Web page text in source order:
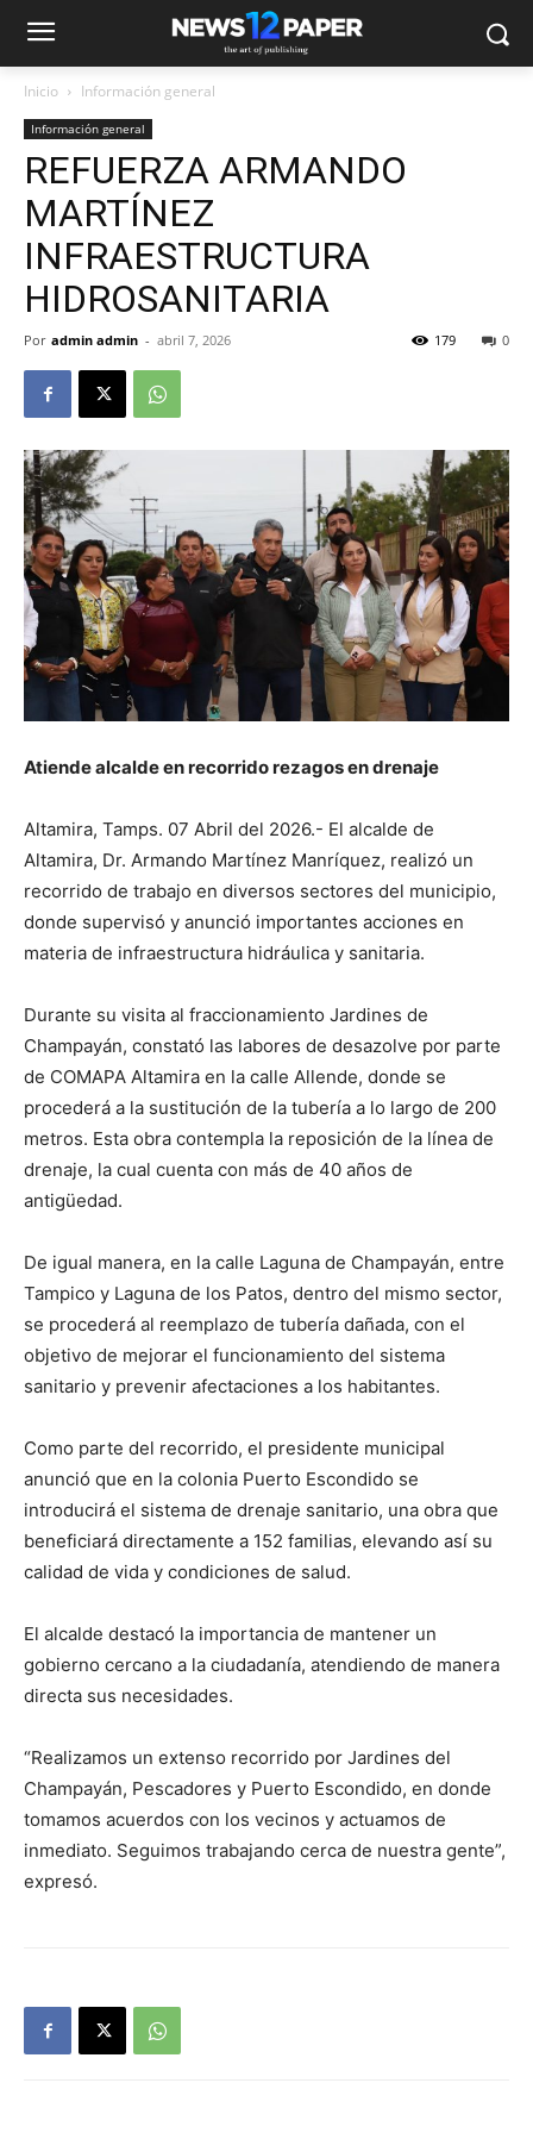
Inicio Información general
Información general
REFUERZA ARMANDO
MARTÍNEZ
INFRAESTRUCTURA
HIDROSANITARIA
Por admin admin - abril 7, 2026 0
179
Atiende alcalde en recorrido rezagos en drenaje
Altamira, Tamps. 07 Abril del 2026.- El alcalde de
Altamira, Dr. Armando Martínez Manríquez, realizó un
recorrido de trabajo en diversos sectores del municipio,
donde supervisó y anunció importantes acciones en
materia de infraestructura hidráulica y sanitaria.
Durante su visita al fraccionamiento Jardines de
Champayán, constató las labores de desazolve por parte
de COMAPA Altamira en la calle Allende, donde se
procederá a la sustitución de la tubería a lo largo de 200
metros. Esta obra contempla la reposición de la línea de
drenaje, la cual cuenta con más de 40 años de
antigüedad.
De igual manera, en la calle Laguna de Champayán, entre
Tampico y Laguna de los Patos, dentro del mismo sector,
se procederá al reemplazo de tubería dañada, con el
objetivo de mejorar el funcionamiento del sistema
sanitario y prevenir afectaciones a los habitantes.
Como parte del recorrido, el presidente municipal
anunció que en la colonia Puerto Escondido se
introducirá el sistema de drenaje sanitario, una obra que
beneficiará directamente a 152 familias, elevando así su
calidad de vida y condiciones de salud.
El alcalde destacó la importancia de mantener un
gobierno cercano a la ciudadanía, atendiendo de manera
directa sus necesidades.
“Realizamos un extenso recorrido por Jardines del
Champayán, Pescadores y Puerto Escondido, en donde
tomamos acuerdos con los vecinos y actuamos de
inmediato. Seguimos trabajando cerca de nuestra gente”,
expresó.